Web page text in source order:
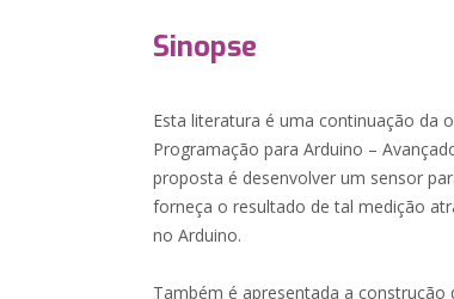
Sinopse
Esta literatura é uma continuação da
Programação para Arduino –
proposta é desenvolver um sensor
forneça o resultado de tal medição
no Arduino.
Também é apresentada a construção